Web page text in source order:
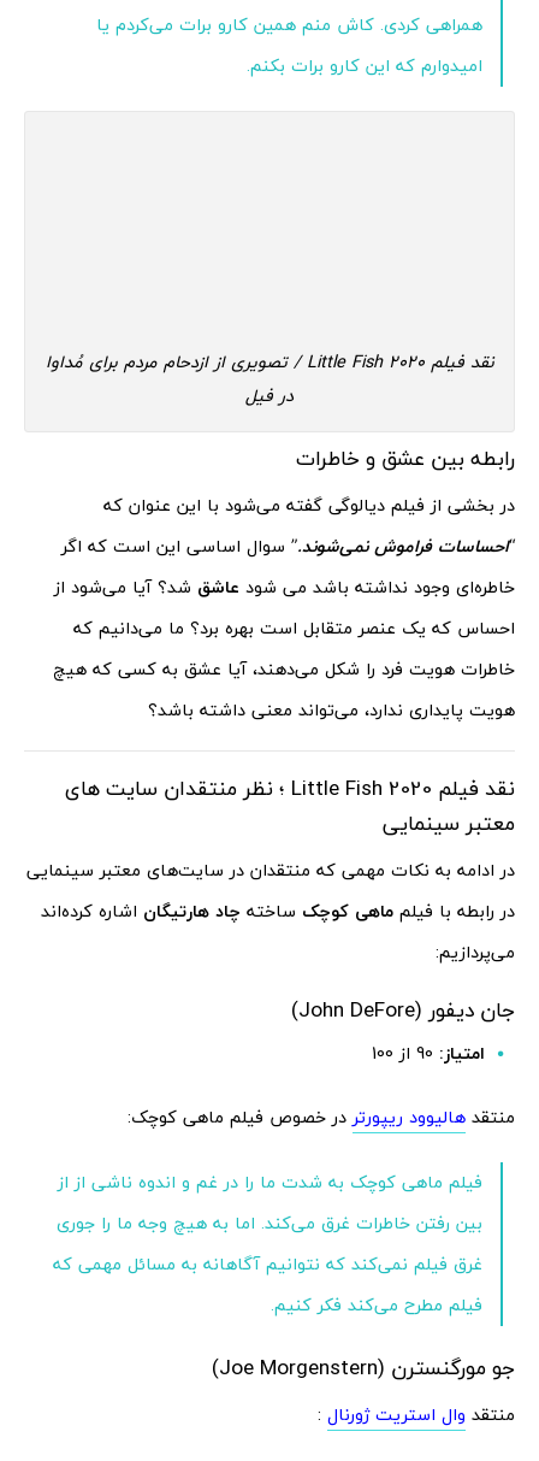
همراهی کردی. کاش منم همین کارو برات می‌کردم یا
امیدوارم که این کارو برات بکنم.
نقد فیلم 2020 Little Fish / تصویری از ازدحام مردم برای مُداوا
در فیل
رابطه بین عشق و خاطرات
در بخشی از فیلم دیالوگی گفته می‌شود با این عنوان که
“احساسات فراموش نمی‌شوند.” سوال اساسی این است که اگر
خاطره‌ای وجود نداشته باشد می شود عاشق شد؟ آیا می‌شود از
احساس که یک عنصر متقابل است بهره برد؟ ما می‌دانیم که
خاطرات هویت فرد را شکل می‌دهند، آیا عشق به کسی که هیچ
هویت پایداری ندارد، می‌تواند معنی داشته باشد؟
نقد فیلم 2020 Little Fish ؛ نظر منتقدان سایت های
معتبر سینمایی
در ادامه به نکات مهمی که منتقدان در سایت‌های معتبر سینمایی
در رابطه با فیلم ماهی کوچک ساخته چاد هارتیگان اشاره کرده‌اند
می‌پردازیم:
جان دیفور (John DeFore)
امتیاز:
منتقد هالیوود ریپورتر در خصوص فیلم ماهی کوچک:
فیلم ماهی کوچک به شدت ما را در غم و اندوه ناشی از از
بین رفتن خاطرات غرق می‌کند. اما به هیچ وجه ما را جوری
غرق فیلم نمی‌کند که نتوانیم آگاهانه به مسائل مهمی که
فیلم مطرح می‌کند فکر کنیم.
جو مورگنسترن (Joe Morgenstern)
منتقد وال استریت ژورنال :